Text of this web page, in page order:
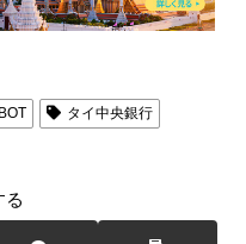
BOT
タイ中央銀行
る